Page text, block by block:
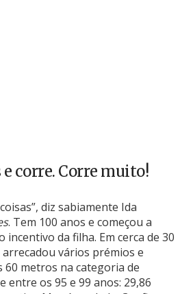
e corre. Corre muito!
diz sabiamente Ida
. Tem 100 anos e começou a
incentivo da filha. Em cerca de 30
vários prémios e
60 metros na categoria de
entre os 95 e 99 anos: 29,86